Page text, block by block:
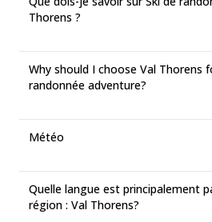
Thorens ?
Why should I choose Val Thorens
randonnée adventure?
Météo
Quelle langue est principalement
région : Val Thorens?